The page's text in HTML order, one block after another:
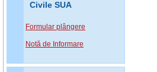
Civile SUA
Formular plângere
Notă de Informare